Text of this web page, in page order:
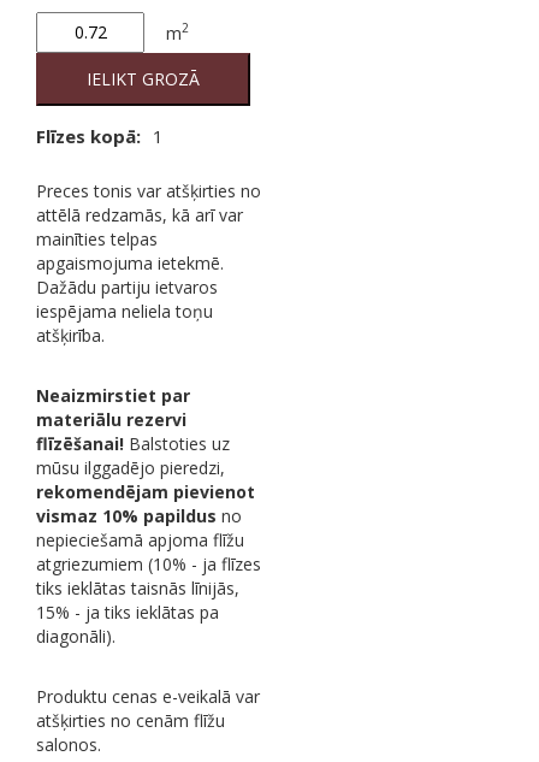
Fragmenta
Arlecchino
(full body)
m2
IELIKT GROZĀ
Flīzes kopā: 1
Preces tonis var atšķirties no
attēlā redzamās, kā arī var
mainīties telpas
apgaismojuma ietekmē.
Dažādu partiju ietvaros
iespējama neliela toņu
atšķirība.
Neaizmirstiet par
materiālu rezervi
flīzēšanai! Balstoties uz
mūsu ilggadējo pieredzi,
rekomendējam pievienot
vismaz 10% papildus no
nepieciešamā apjoma flīžu
atgriezumiem (10% - ja flīzes
tiks ieklātas taisnās līnijās,
15% - ja tiks ieklātas pa
diagonāli).
Produktu cenas e-veikalā var
atšķirties no cenām flīžu
salonos.